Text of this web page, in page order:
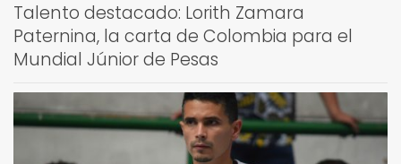
Talento destacado: Lorith Zamara
Paternina, la carta de Colombia para el
Mundial Júnior de Pesas